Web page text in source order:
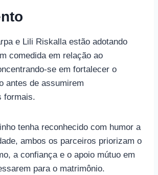
e Lili Riskalla estão adotando
comedida em relação ao
se em fortalecer o
antes de assumirem
formais.
tenha reconhecido com humor a
ambos os parceiros priorizam o
a confiança e o apoio mútuo em
para o matrimônio.